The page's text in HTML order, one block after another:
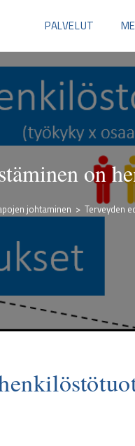
PALVELUT ME
on
johtaminen > Terveyden